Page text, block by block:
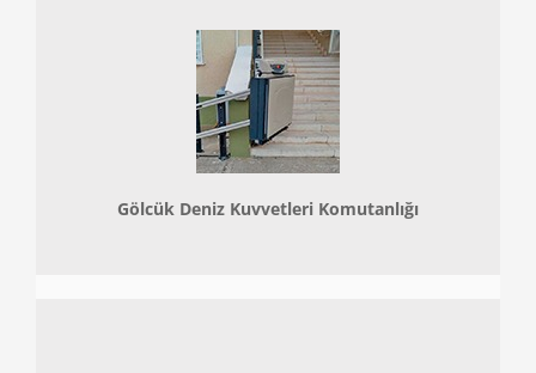
Gölcük Deniz Kuvvetleri Komutanlığı